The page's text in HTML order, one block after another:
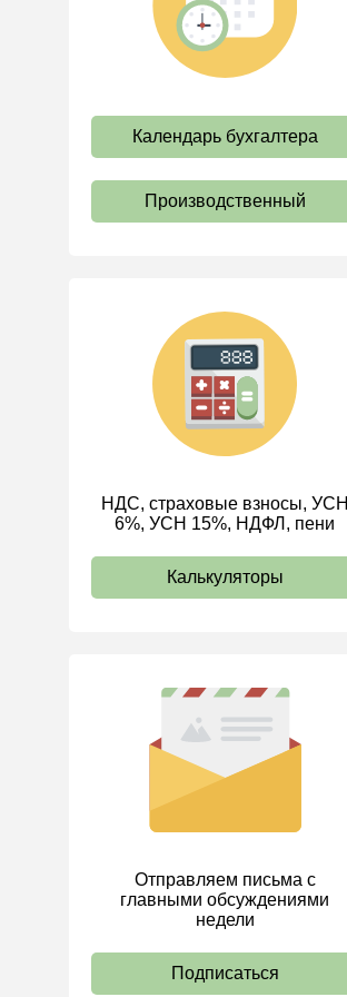
труда
Отпуск и время отдыха
Ответственность и
взыскания
Пенсии
должностные инструкции
Трудовые книжки
Кадровые документы и
образцы
Персональные данные
ИП
Календарь бухгалтера
Производственный
НДС, страховые взносы, УСН
6%, УСН 15%, НДФЛ, пени
Калькуляторы
Отправляем письма с
главными обсуждениями
недели
Подписаться